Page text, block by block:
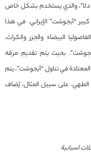
دلا”، والذي يستخدم بشكل خاص
“آبجوشت” الإيراني. في هذا
البيضاء والجزر والكراث،
بحيث يتم تقديم مرقه
في تناول “آبجوشت”، يتم
على سبيل المثال، يُضاف